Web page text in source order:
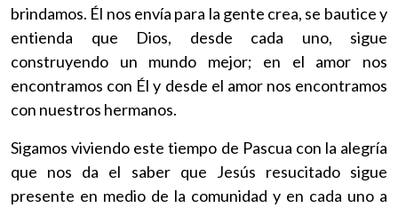
brindamos. Él nos envía para la gente crea, se bautice y
entienda que Dios, desde cada uno, sigue
construyendo un mundo mejor; en el amor nos
encontramos con Él y desde el amor nos encontramos
con nuestros hermanos.
Sigamos viviendo este tiempo de Pascua con la alegría
que nos da el saber que Jesús resucitado sigue
presente en medio de la comunidad y en cada uno a